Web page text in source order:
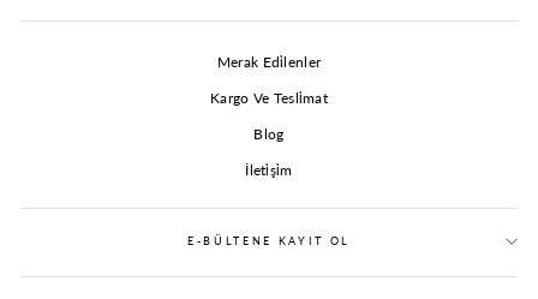
Merak Edi̇lenler
Kargo Ve Tesli̇mat
Blog
İleti̇şi̇m
E-BÜLTENE KAYIT OL